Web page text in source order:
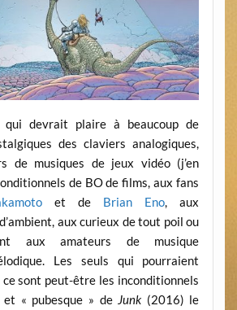
qui devrait plaire à beaucoup de
des claviers analogiques,
de musiques de jeux vidéo (j’en
de BO de films, aux fans
et de Brian Eno, aux
aux curieux de tout poil ou
aux amateurs de musique
Les seuls qui pourraient
sont peut-être les inconditionnels
« pubesque » de Junk (2016) le